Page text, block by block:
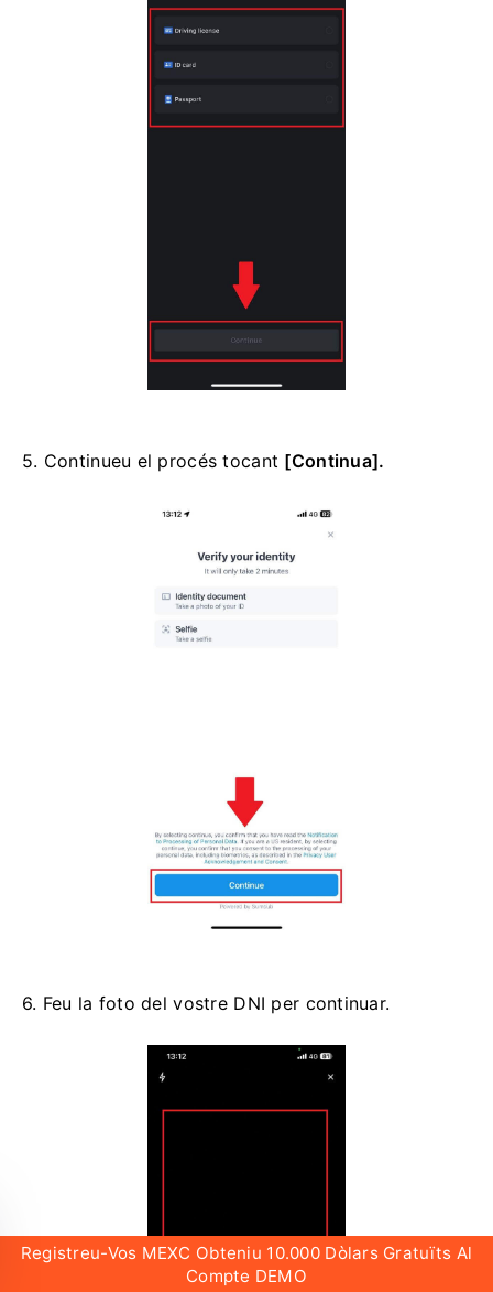
5. Continueu el procés tocant [Continua].
6. Feu la foto del vostre DNI per continuar.
Registreu-Vos MEXC Obteniu 10.000 Dòlars Gratuïts Al
Compte DEMO